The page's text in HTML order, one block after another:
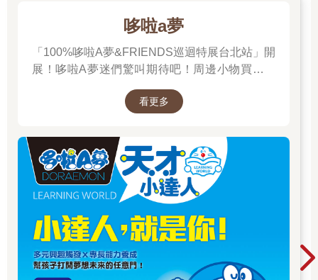
哆啦a夢
「100%哆啦A夢&FRIENDS巡迴特展台北站」開
展！哆啦A夢迷們驚叫期待吧！周邊小物買起來
看更多